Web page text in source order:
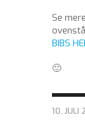
Se
BIBS
🙂
10. JULI